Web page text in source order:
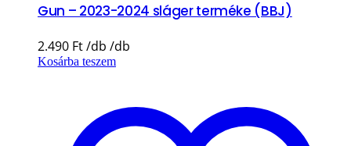
Gun – 2023-2024 sláger terméke (BBJ)
2.490 Ft
Kosárba teszem